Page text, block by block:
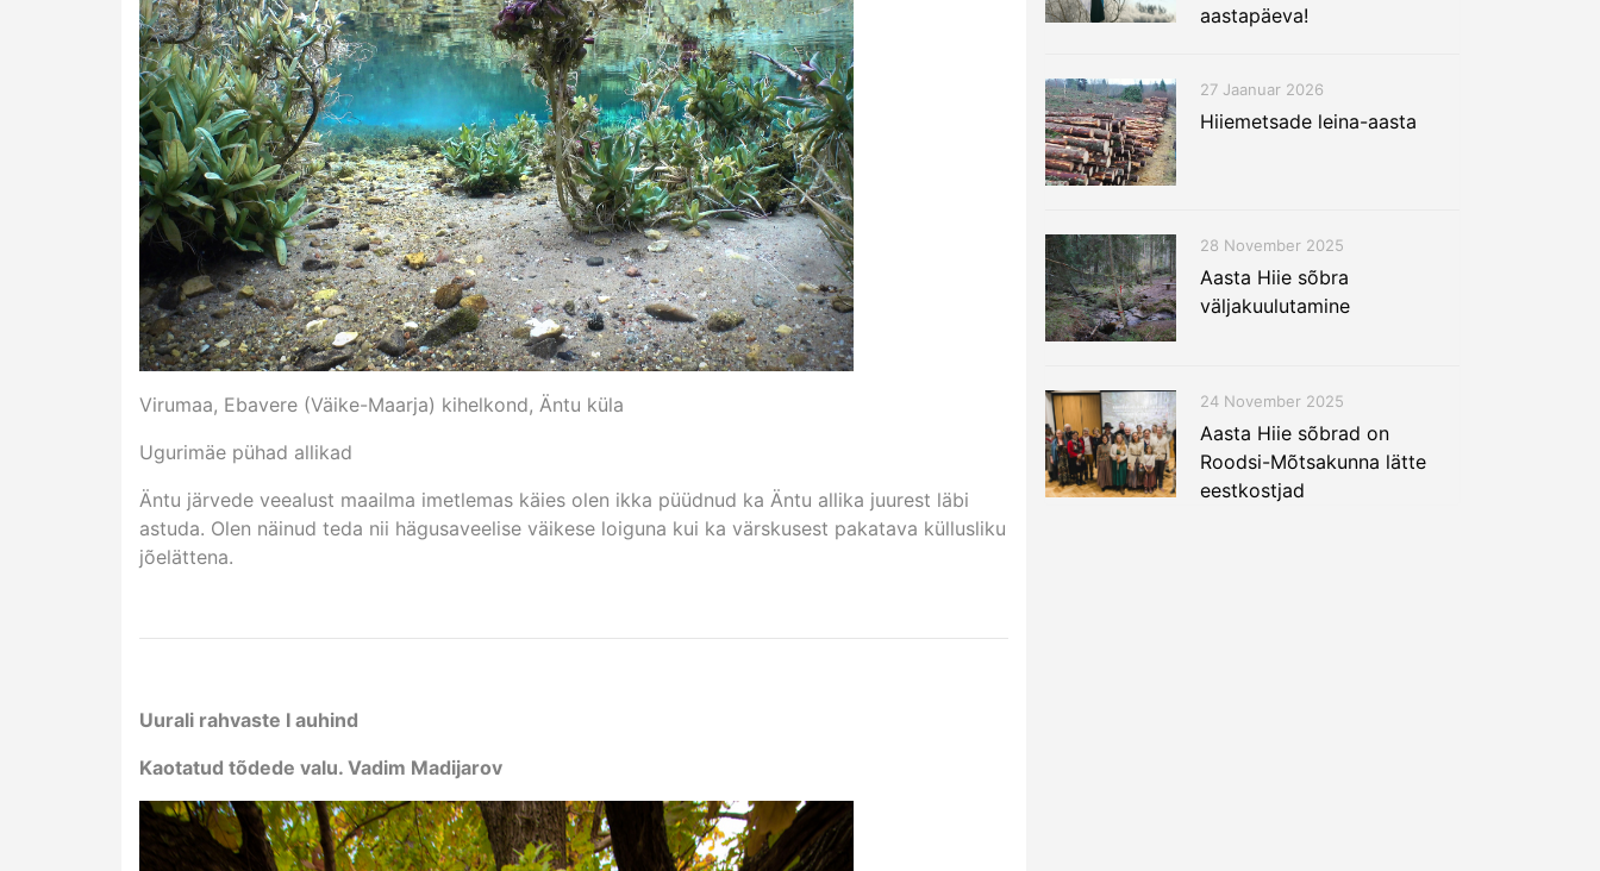
Virumaa, Ebavere (Väike-Maarja) kihelkond, Äntu küla
Ugurimäe pühad allikad
Äntu järvede veealust maailma imetlemas käies olen ikka püüdnud ka Äntu allika juurest läbi
astuda. Olen näinud teda nii hägusaveelise väikese loiguna kui ka värskusest pakatava küllusliku
jõelättena.
Uurali rahvaste I auhind
Kaotatud tõdede valu. Vadim Madijarov
aastapäeva!
27 Jaanuar 2026
Hiiemetsade leina-aasta
28 November 2025
Aasta Hiie sõbra
väljakuulutamine
24 November 2025
Aasta Hiie sõbrad on
Roodsi-Mõtsakunna lätte
eestkostjad